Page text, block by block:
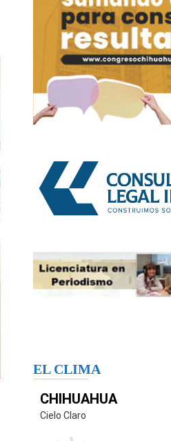
EL CLIMA
CHIHUAHUA
Cielo Claro